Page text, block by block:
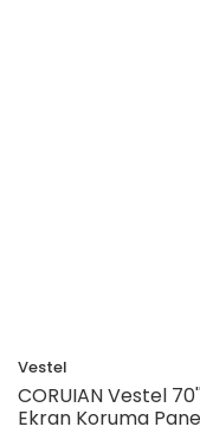
Vestel
CORUIAN Vestel
Ekran Koruma